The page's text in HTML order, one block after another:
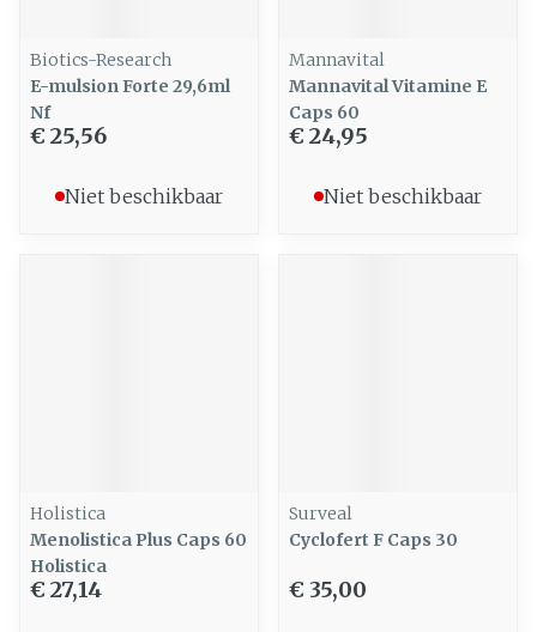
Biotics-Research
E-mulsion Forte 29,6ml
Nf
€ 25,56
Niet beschikbaar
Mannavital
Mannavital Vitamine E
Caps 60
€ 24,95
Niet beschikbaar
Holistica
Menolistica Plus Caps 60
Holistica
€ 27,14
Surveal
Cyclofert F Caps 30
€ 35,00